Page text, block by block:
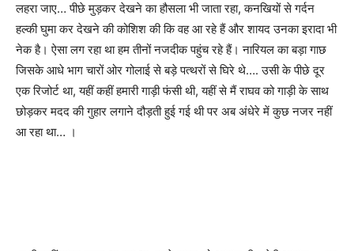
लहरा जाए… पीछे मुड़कर देखने का हौसला भी जाता रहा,कनखियों से गर्दन
हल्की घुमा कर देखने की कोशिश की कि वह आ रहे हैं और शायद उनका इरादा भी
नेक है। ऐसा लग रहा था हम तीनों नजदीक पहुंच रहे हैं। नारियल का बड़ा गाछ
जिसके आधे भाग चारों ओर गोलाई से बड़े पत्थरों से घिरे थे…. उसी के पीछे दूर
एक रिजोर्ट था,यहीं कहीं हमारी गाड़ी फंसी थी,यहीं से मैं राघव को गाड़ी के साथ
छोड़कर मदद की गुहार लगाने दौड़ती हुई गई थी पर अब अंधेरे में कुछ नजर नहीं
आ रहा था… ।